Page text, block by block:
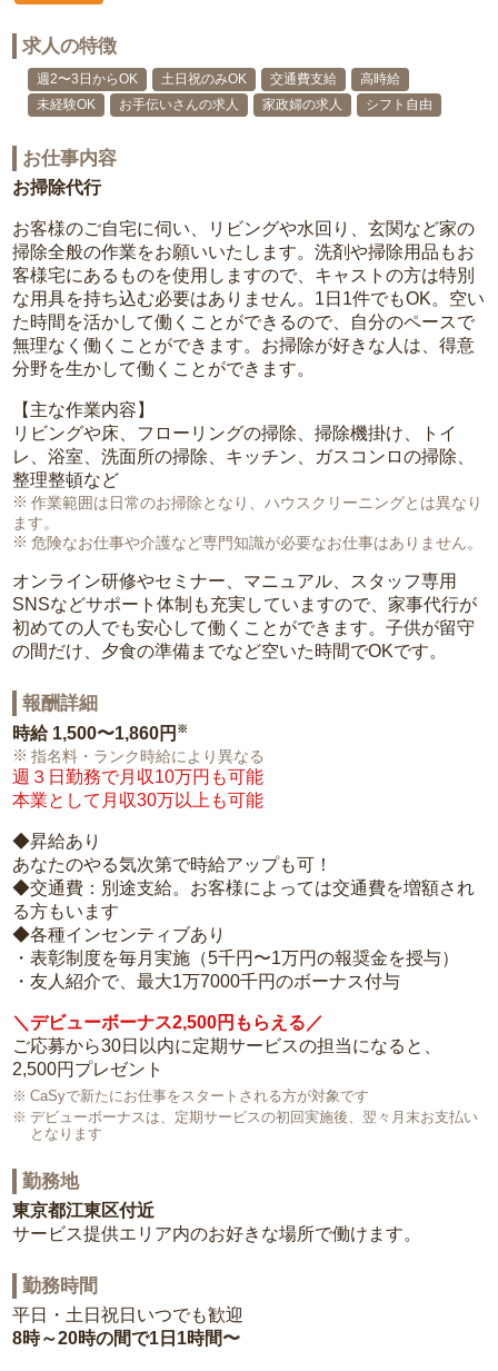
求人の特徴
週2〜3日からOK 土日祝のみOK 交通費支給
高時給
未経験OK
お手伝いさんの求人 家政婦の求人 シフト自由
お仕事内容
お掃除代行
お客様のご自宅に伺い、リビングや水回り、玄関など家の
掃除全般の作業をお願いいたします。洗剤や掃除用品もお
客様宅にあるものを使用しますので、キャストの方は特別
な用具を持ち込む必要はありません。1日1件でもOK。空い
た時間を活かして働くことができるので、自分のペースで
無理なく働くことができます。お掃除が好きな人は、得意
分野を生かして働くことができます。
【主な作業内容】
リビングや床、フローリングの掃除、掃除機掛け、トイ
レ、浴室、洗面所の掃除、キッチン、ガスコンロの掃除、
整理整頓など
作業範囲は日常のお掃除となり、ハウスクリーニングとは異なり
ます。
危険なお仕事や介護など専門知識が必要なお仕事はありません。
オンライン研修やセミナー、マニュアル、スタッフ専用
SNSなどサポート体制も充実していますので、家事代行が
初めての人でも安心して働くことができます。子供が留守
の間だけ、夕食の準備までなど空いた時間でOKです。
報酬詳細
時給 1,500〜1,860円 ※
指名料・ランク時給により異なる
週３日勤務で月収10万円も可能
本業として月収30万以上も可能
◆昇給あり
あなたのやる気次第で時給アップも可！
◆交通費：別途支給。お客様によっては交通費を増額され
る方もいます
◆各種インセンティブあり
・表彰制度を毎月実施（5千円〜1万円の報奨金を授与）
・友人紹介で、最大1万7000千円のボーナス付与
＼デビューボーナス2,500円もらえる／
ご応募から30日以内に定期サービスの担当になると、
2,500円プレゼント
CaSyで新たにお仕事をスタートされる方が対象です
デビューボーナスは、定期サービスの初回実施後、翌々月末お支払い
となります
勤務地
東京都江東区付近
サービス提供エリア内のお好きな場所で働けます。
勤務時間
平日・土日祝日いつでも歓迎
8時～20時の間で1日1時間〜